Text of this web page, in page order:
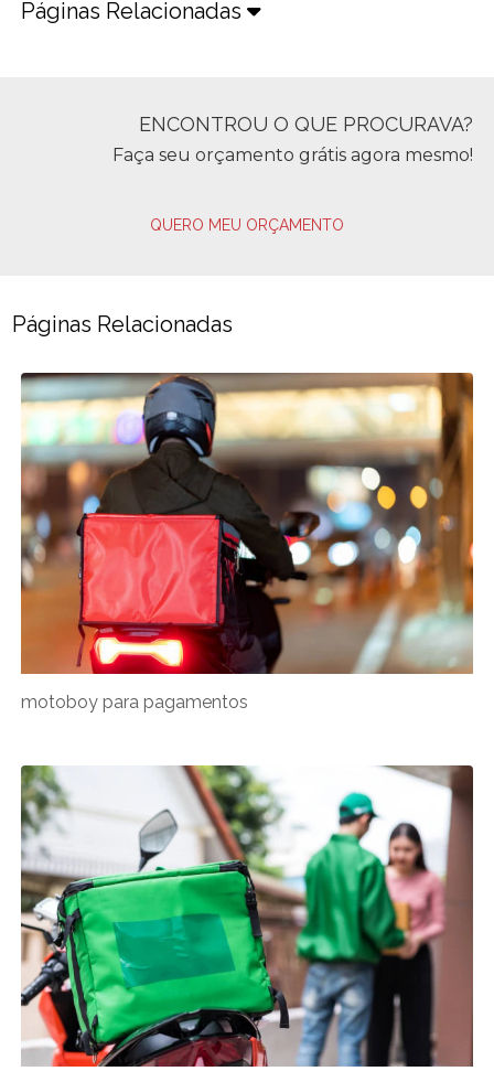
Páginas Relacionadas
ENCONTROU O QUE PROCURAVA?
Faça seu orçamento grátis agora mesmo!
QUERO MEU ORÇAMENTO
Páginas Relacionadas
motoboy para pagamentos